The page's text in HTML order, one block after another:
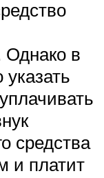
Однако в
средства
и платит